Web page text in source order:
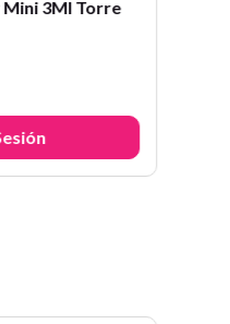
3Ml Torre